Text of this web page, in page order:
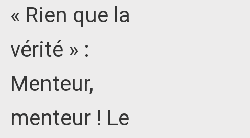
« Rien que la
vérité » :
Menteur,
menteur ! Le